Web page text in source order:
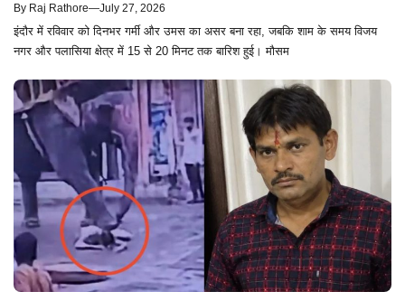
By Raj Rathore—July 27, 2026
इंदौर में रविवार को दिनभर गर्मी और उमस का असर बना रहा, जबकि शाम के समय विजय
नगर और पलासिया क्षेत्र में 15 से 20 मिनट तक बारिश हुई। मौसम